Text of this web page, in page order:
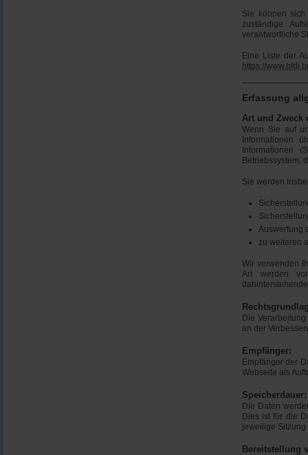
Sie können
zuständige
verantwortliche
Eine Liste der
https://
Erfassung
Art und Zweck
Wenn Sie auf
Informationen
Informationen
Betriebssystem,
Sie werden
Auswertung
zu weiteren
Wir verwenden
Art werden
Die
an der
Empfänger:
Empfänger der
Webseite als
Speicherdauer:
Die Daten
Dies ist für die
jeweilige Sitzung
Bereitstellung